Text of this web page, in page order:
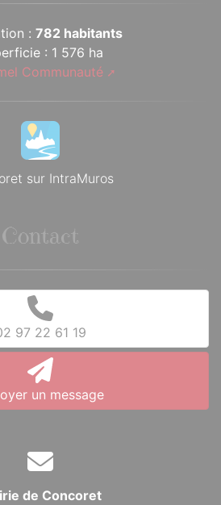
: 782 habitants
: 1 576 ha
Communauté
sur IntraMuros
Contact
97 22 61 19
un message
de Concoret